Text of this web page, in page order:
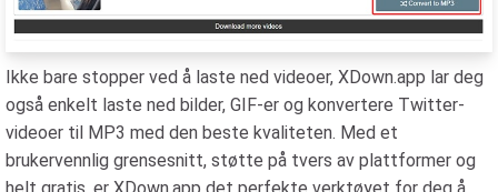
Ikke bare stopper ved å laste ned videoer, XDown.app lar deg
også enkelt laste ned bilder, GIF-er og konvertere Twitter-
videoer til MP3 med den beste kvaliteten. Med et
brukervennlig grensesnitt, støtte på tvers av plattformer og